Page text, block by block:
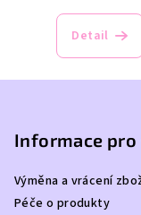
Detail
Informace pro
Výměna a vrácení
Péče o produkty